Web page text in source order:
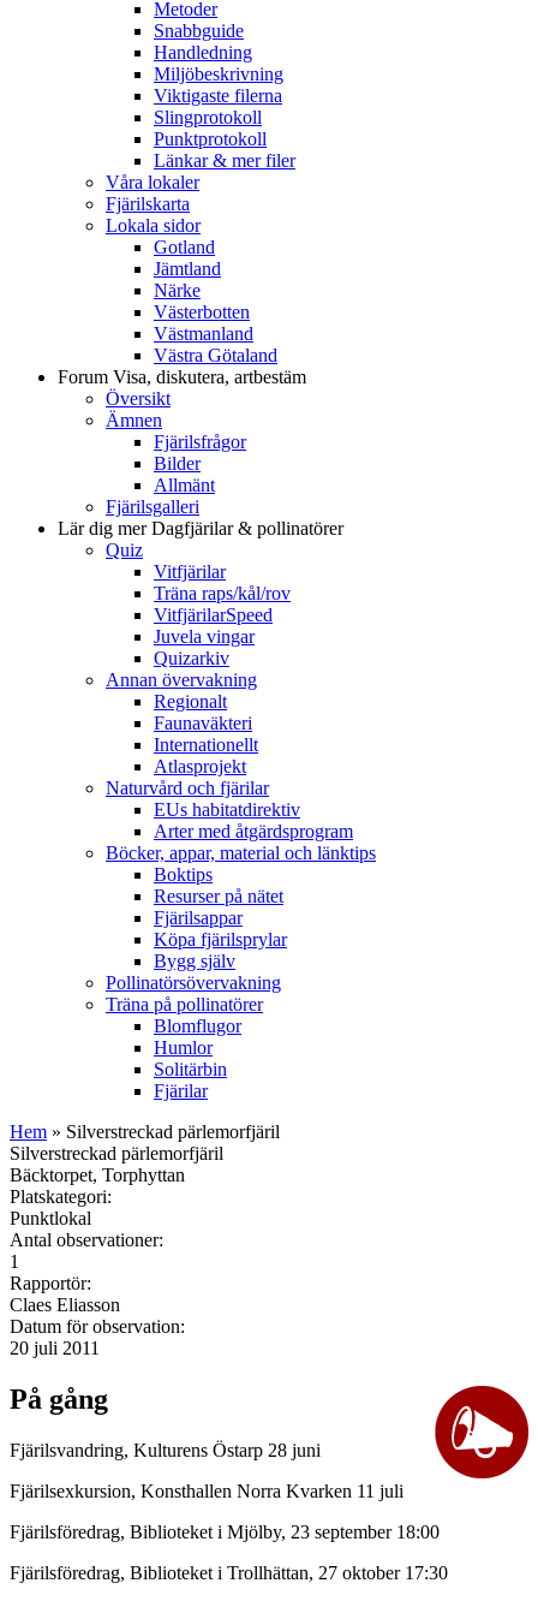
Metoder
Snabbguide
Handledning
Miljöbeskrivning
Viktigaste filerna
Slingprotokoll
Punktprotokoll
Länkar & mer filer
Våra lokaler
Fjärilskarta
Lokala sidor
Gotland
Jämtland
Närke
Västerbotten
Västmanland
Västra Götaland
Forum Visa, diskutera, artbestäm
Översikt
Ämnen
Fjärilsfrågor
Bilder
Allmänt
Fjärilsgalleri
Lär dig merDagfjärilar & pollinatörer
Quiz
Vitfjärilar
Träna raps/kål/rov
VitfjärilarSpeed
Juvela vingar
Quizarkiv
Annan övervakning
Regionalt
Faunaväkteri
Internationellt
Atlasprojekt
Naturvård och fjärilar
EUs habitatdirektiv
Arter med åtgärdsprogram
Böcker, appar, material och länktips
Boktips
Resurser på nätet
Fjärilsappar
Köpa fjärilsprylar
Bygg själv
Pollinatörsövervakning
Träna på pollinatörer
Blomflugor
Humlor
Solitärbin
Fjärilar
Hem » Silverstreckad pärlemorfjäril
Silverstreckad pärlemorfjäril
Bäcktorpet, Torphyttan
Platskategori:
Punktlokal
Antal observationer:
1
Rapportör:
Claes Eliasson
Datum för observation:
20 juli 2011
På gång
Fjärilsvandring, Kulturens Östarp 28 juni
Fjärilsexkursion, Konsthallen Norra Kvarken 11 juli
Fjärilsföredrag, Biblioteket i Mjölby, 23 september 18:00
Fjärilsföredrag, Biblioteket i Trollhättan, 27 oktober 17:30